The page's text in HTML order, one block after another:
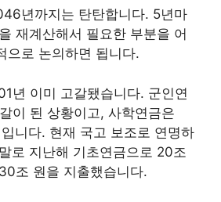
년까지는 탄탄합니다. 5년마
재계산해서 필요한 부분을 어
으로 논의하면 됩니다.
년 이미 고갈됐습니다. 군인연
이 된 상황이고, 사학연금은
니다. 현재 국고 보조로 연명하
로 지난해 기초연금으로 20조
조 원을 지출했습니다.